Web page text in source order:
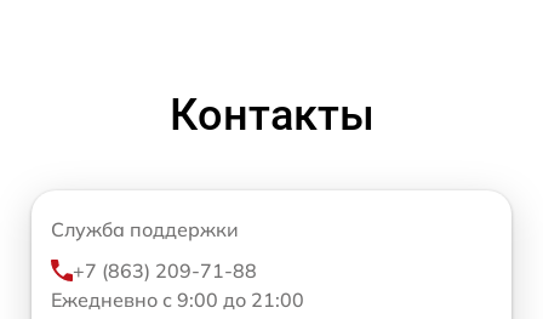
Контакты
Служба поддержки
+7 (863) 209-71-88
Ежедневно с 9:00 до 21:00